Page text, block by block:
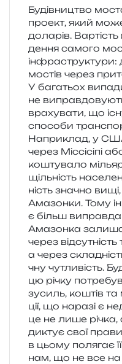
Будівництво
про­ект, який
дола­рів.
де­н­ня само­го
інфра­стру­кту­ри:
мостів через
У бага­тьох
не
вра­ху­ва­ти, що
спосо­би
Наприклад, у
через Міссісіпі
кошту­ва­ло
щіль­ність
ність зна­чно
Амазонки. Тому
є більш
Амазонка
через
а через
чну чутли­вість.
цю річку
зусиль, коштів
ції, що нара­зі є
це не лише річка,
диктує свої
в цьому поля­гає
нам, що не все на